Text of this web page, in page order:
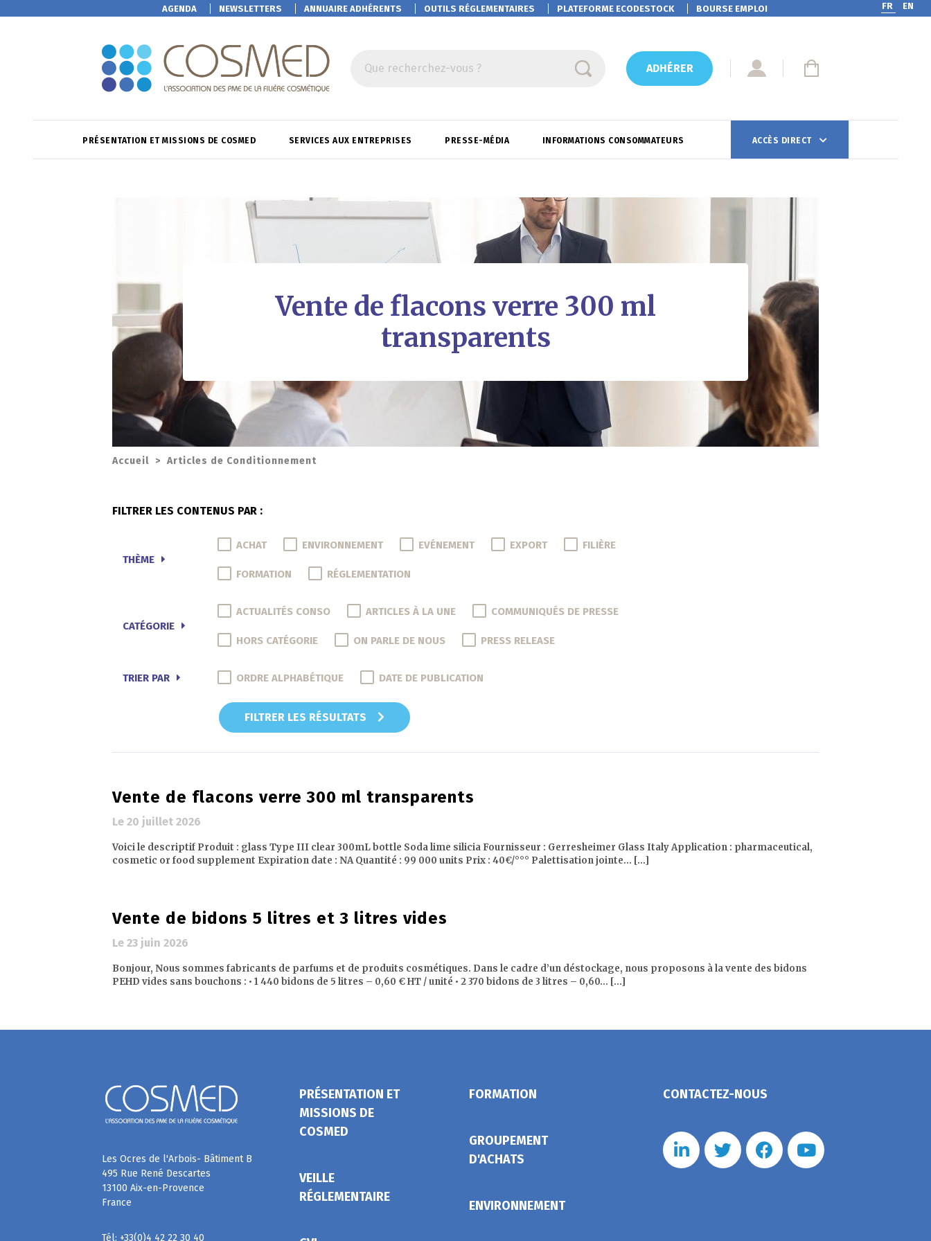
AGENDA NEWSLETTERS ANNUAIRE ADHÉRENTS OUTILS RÉGLEMENTAIRES PLATEFORMEECODESTOCK BOURSE EMPLOI FR EN
Que recherchez-vous ? ADHÉRER
PRÉSENTATION ET MISSIONS DE COSMED SERVICES AUX ENTREPRISES PRESSE-MÉDIA INFORMATIONS CONSOMMATEURS ACCÈS DIRECT
Vente de flacons verre 300 ml
transparents
Accueil > Articles de Conditionnement
FILTRER LES CONTENUS PAR :
THÈME
ACHAT ENVIRONNEMENT EVÉNEMENT EXPORT FILIÈRE
FORMATION RÉGLEMENTATION
CATÉGORIE
ACTUALITÉS CONSO ARTICLES À LA UNE COMMUNIQUÉS DE PRESSE
HORS CATÉGORIE ON PARLE DE NOUS PRESS RELEASE
TRIER PAR ORDRE ALPHABÉTIQUE DATE DE PUBLICATION
FILTRER LES RÉSULTATS
Vente de flacons verre 300 ml transparents
Le 20 juillet 2026
Voici le descriptif Produit : glass Type III clear 300mL bottle Soda lime silicia Fournisseur : Gerresheimer Glass Italy Application : pharmaceutical,
cosmetic or food supplement Expiration date : NA Quantité : 99 000 units Prix : 40€/°°° Palettisation jointe… [...]
Vente de bidons 5 litres et 3 litres vides
Le 23 juin 2026
Bonjour, Nous sommes fabricants de parfums et de produits cosmétiques. Dans le cadre d’un déstockage, nous proposons à la vente des bidons
PEHD vides sans bouchons : • 1 440 bidons de 5 litres – 0,60 € HT / unité • 2 370 bidons de 3 litres – 0,60… [...]
Les Ocres de l'Arbois- Bâtiment B
495 Rue René Descartes
13100 Aix-en-Provence
France
Tél: +33(0)4 42 22 30 40
PRÉSENTATION ET
MISSIONS DE
COSMED
VEILLE
RÉGLEMENTAIRE
FORMATION
GROUPEMENT
D'ACHATS
ENVIRONNEMENT
CONTACTEZ-NOUS